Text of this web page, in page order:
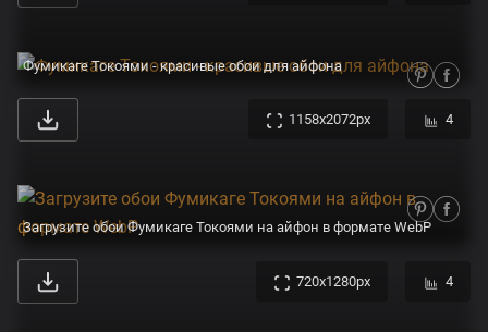
Фумикаге Токоями - красивые обои для айфона
1158x2072px 4
Загрузите обои Фумикаге Токоями на айфон в формате WebP
720x1280px 4